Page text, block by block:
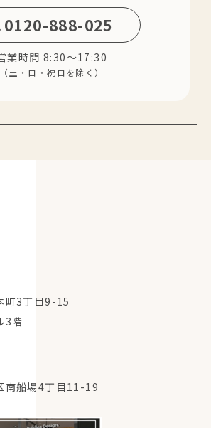
0120-888-025
業時間 8:30～17:30
（土・日・祝日を除く）
町3丁目9-15
3階
南船場4丁目11-19